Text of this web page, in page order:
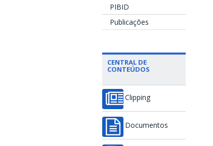
PIBID
Publicações
CENTRAL DE
CONTEÚDOS
Clipping
Documentos